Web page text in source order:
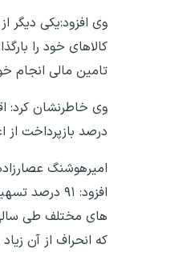
وی افزود:یکی دیگر
کالاهای خود را
تامین مالی انجام
درصد بازپرداخت از
افزود: ۹۱
های مختلف طی
که انحراف از آن